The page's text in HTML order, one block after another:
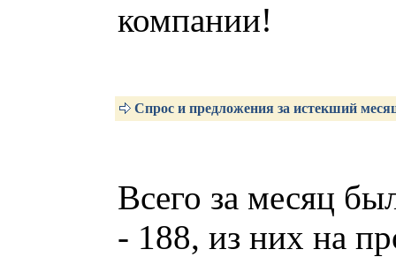
компании!
Спрос и предложения за истекший
Всего за месяц
- 188, из них на